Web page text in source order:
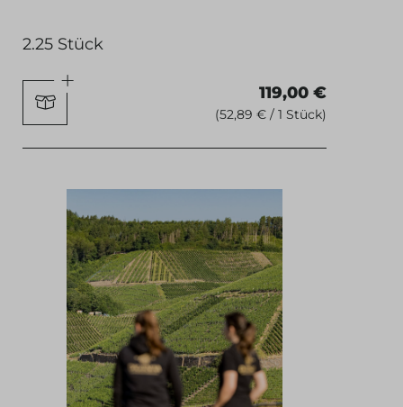
2.25 Stück
119,00 €
(52,89 € / 1 Stück)